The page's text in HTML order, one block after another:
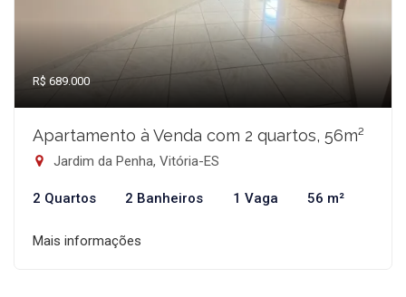
R$ 689.000
Apartamento à Venda com 2 quartos, 56m²
Jardim da Penha, Vitória-ES
2 Quartos 2 Banheiros 1 Vaga 56 m²
Mais informações